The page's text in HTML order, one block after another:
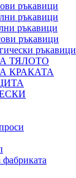
ръкавици
ръкавици
ръкавици
ръкавици
ръкавици
ТЯЛОТО
КРАКАТА